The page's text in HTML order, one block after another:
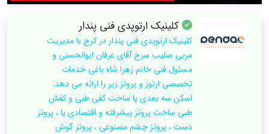
کلینیک ارتوپدی فنی پندار
کلینیک ارتوپدی فنی پندار در کرج با مدیریت
مربی صلیب سرخ آقای عرفان ابوالحسنی و
مسئول فنی خانم زهرا شاه باغی خدمات
تخصصی ارتوز و پروتز زیر را ارائه می دهد:
اسکن سه بعدی پا ساخت کفی طبی و کفش
طبی ساخت پروتز پیشرفته و اقتصادی پا ، پروتز
دست ، پروتز چشم مصنوعی ، پروتز گوش